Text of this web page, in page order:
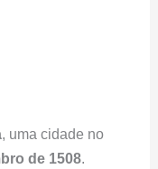
, uma cidade no
de 1508.